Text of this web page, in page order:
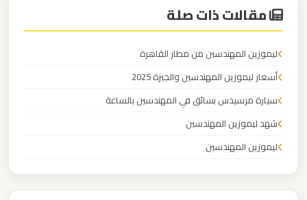
مقالات ذات صلة
ليموزين المهندسين من مطار القاهرة
أسعار ليموزين المهندسين والجيزة 2025
سيارة مرسيدس بسائق في المهندسين بالساعة
شهد ليموزين المهندسين
ليموزين المهندسين
القاهرة
اسكندرية
ليموزين
القاهرة
الدولي